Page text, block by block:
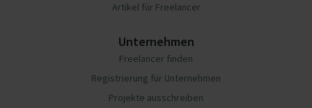
Artikel für Freelancer
Unternehmen
Freelancer finden
Registrierung für Unternehmen
Projekte ausschreiben